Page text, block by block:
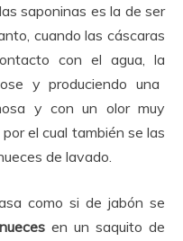
saponinas es la de ser
cuando las cáscaras
con el agua, la
y produciendo una
y con un olor muy
el cual también se las
de lavado.
como si de jabón se
nueces en un saquito de